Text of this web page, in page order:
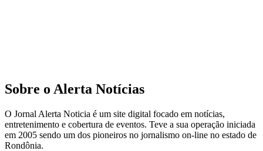
Sobre o Alerta Notícias
O Jornal Alerta Noticia é um site digital focado em notícias,
entretenimento e cobertura de eventos. Teve a sua operação iniciada
em 2005 sendo um dos pioneiros no jornalismo on-line no estado de
Rondônia.